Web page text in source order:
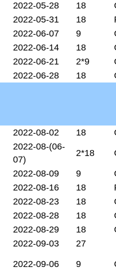
2022-05-28 18
2022-05-31 18
2022-06-07 9
2022-06-14 18
2022-06-21 2*9
2022-06-28 18
2022-08-02 18
2022-08-(06-
07)
2*18
2022-08-09 9
2022-08-16 18
2022-08-23 18
2022-08-28 18
2022-08-29 18
2022-09-03 27
2022-09-06 9